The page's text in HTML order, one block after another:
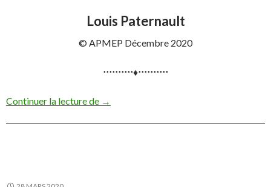
Louis Paternault
© APMEP Décembre 2020
⋅⋅⋅⋅⋅⋅⋅⋅⋅⋅♦⋅⋅⋅⋅⋅⋅⋅⋅⋅⋅
Continuer la lecture de Activité SNT :
→